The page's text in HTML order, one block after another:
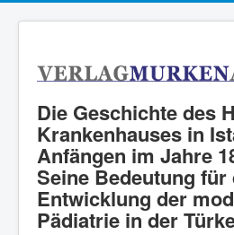
Die Geschichte des
Krankenhauses in
Anfängen im Jahre
Seine Bedeutung für
Entwicklung der
Pädiatrie in der